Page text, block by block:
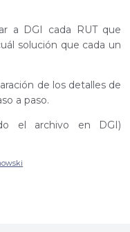
a DGI cada RUT que
solución que cada un
de los detalles de
a paso.
el archivo en DGI)